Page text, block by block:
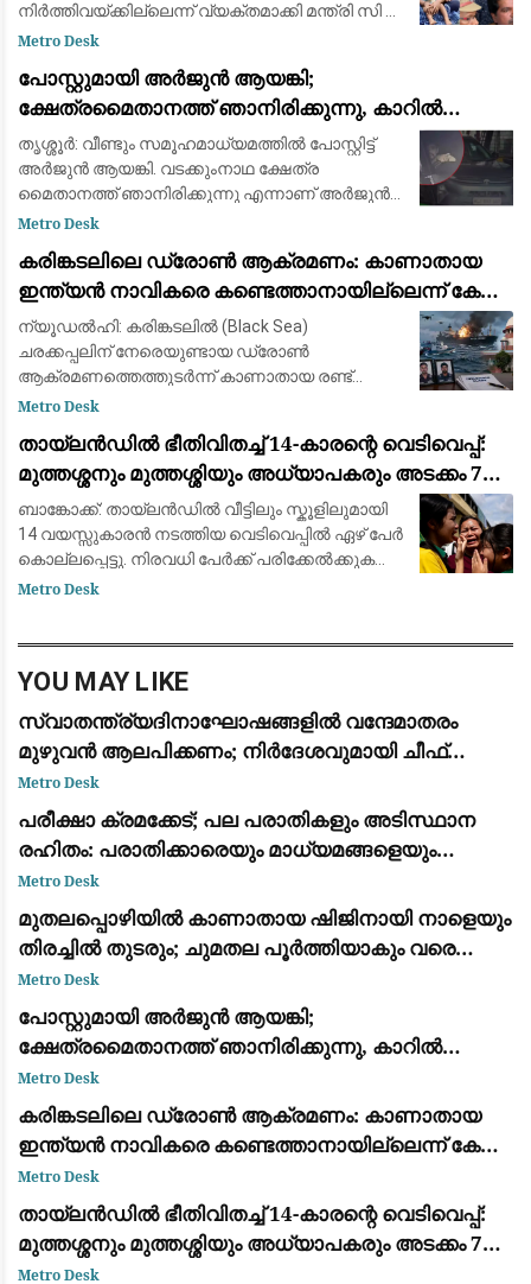
നിര്‍ത്തിവയ്ക്കില്ലെന്ന് വ്യക്തമാക്കി മന്ത്രി സി പി
ജോണ്‍. ഇത് സംബന്ധിച്ച വിവരങ്ങള്‍ കുടുംബത്തെ
Metro Desk
പോസ്റ്റുമായി അർജുൻ ആയങ്കി;
ക്ഷേത്രമൈതാനത്ത് ഞാനിരിക്കുന്നു, കാറിൽ
പാലിയേക്കര ടോൾ പ്ലാസ കടക്കുന്ന ദൃശ്യം
പുറത്ത്: സഹോദരനും ഭാര്യയും കസ്റ്റഡിയിൽ
തൃശ്ശൂർ: വീണ്ടും സമൂഹമാധ്യമത്തിൽ പോസ്റ്റിട്ട്
അർജുൻ ആയങ്കി. വടക്കുംനാഥ ക്ഷേത്ര
മൈതാനത്ത് ഞാനിരിക്കുന്നു എന്നാണ് അർജുൻ
ആയങ്കി സമൂഹമാധ്യമത്തിൽ പോസ്റ്റ്
കാറിൽ പാല
Metro Desk
കരിങ്കടലിലെ ഡ്രോൺ ആക്രമണം: കാണാതായ
ഇന്ത്യൻ നാവികരെ കണ്ടെത്താനായില്ലെന്ന് കേന്ദ്ര
സർക്കാർ
ന്യൂഡൽഹി: കരിങ്കടലിൽ (Black Sea)
ചരക്കപ്പലിന് നേരെയുണ്ടായ ഡ്രോൺ
ആക്രമണത്തെത്തുടർന്ന് കാണാതായ രണ്ട്
ഇന്ത്യൻ നാവികരെ കണ്ടെത്താൻ
കോടതിയെ അറിയിച്ചു. വിപുലമായ തിരച
Metro Desk
തായ്‌ലൻഡിൽ ഭീതിവിതച്ച് 14-കാരന്റെ വെടിവെപ്പ്:
മുത്തശ്ശനും മുത്തശ്ശിയും അധ്യാപകരും അടക്കം 7
പേർ കൊല്ലപ്പെട്ടു
ബാങ്കോക്ക്: തായ്‌ലൻഡിൽ വീട്ടിലും സ്കൂളിലുമായി
14 വയസ്സുകാരൻ നടത്തിയ വെടിവെപ്പിൽ ഏഴ് പേർ
കൊല്ലപ്പെട്ടു. നിരവധി പേർക്ക് പരിക്കേൽക്കുകയും
ചെയ്തു. വെള്ളിയാഴ്ച രാവിലെ ബാങ്കോക്കിന്
Metro Desk
YOU MAY LIKE
സ്വാതന്ത്ര്യദിനാഘോഷങ്ങളിൽ വന്ദേമാതരം
മുഴുവൻ ആലപിക്കണം; നിർദേശവുമായി ചീഫ്
സെക്രട്ടറി
Metro Desk
പരീക്ഷാ ക്രമക്കേട്; പല പരാതികളും അടിസ്ഥാന
രഹിതം: പരാതിക്കാരെയും മാധ്യമങ്ങളെയും
വിമര്‍ശിച്ച് പിഎസ്‌സി
Metro Desk
മുതലപ്പൊഴിയിൽ കാണാതായ ഷിജിനായി നാളെയും
തിരച്ചിൽ തുടരും; ചുമതല പൂർത്തിയാകും വരെ
തീരത്തുണ്ടാകുമെന്ന് മന്ത്രി സി.പി. ജോൺ
Metro Desk
പോസ്റ്റുമായി അർജുൻ ആയങ്കി;
ക്ഷേത്രമൈതാനത്ത് ഞാനിരിക്കുന്നു, കാറിൽ
പാലിയേക്കര ടോൾ പ്ലാസ കടക്കുന്ന ദൃശ്യം
പുറത്ത്: സഹോദരനും ഭാര്യയും കസ്റ്റഡിയിൽ
Metro Desk
കരിങ്കടലിലെ ഡ്രോൺ ആക്രമണം: കാണാതായ
ഇന്ത്യൻ നാവികരെ കണ്ടെത്താനായില്ലെന്ന് കേന്ദ്ര
സർക്കാർ
Metro Desk
തായ്‌ലൻഡിൽ ഭീതിവിതച്ച് 14-കാരന്റെ വെടിവെപ്പ്:
മുത്തശ്ശനും മുത്തശ്ശിയും അധ്യാപകരും അടക്കം 7
പേർ കൊല്ലപ്പെട്ടു
Metro Desk